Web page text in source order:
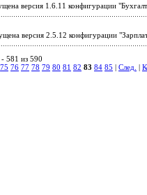
версия 1.6.11 конфигурации
версия 2.5.12 конфигурации
581 из 590
75 76 77 78 79 80 81 82 83 84 85 След.